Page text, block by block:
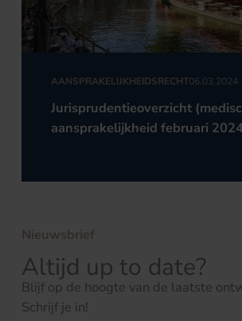
AANSPRAKELIJKHEIDSRECHT06.03.2024
Jurisprudentieoverzicht
aansprakelijkheid februari
Nieuwsbrief
Altijd up to date?
Blijf op de hoogte van de laatste
Schrijf je in!